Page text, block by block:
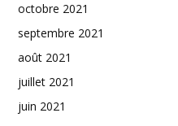
octobre 2021
septembre 2021
août 2021
juillet 2021
juin 2021